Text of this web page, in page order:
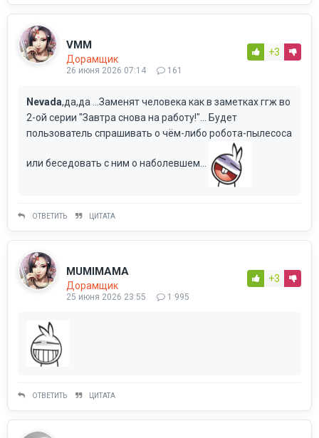
VMM
Дорамщик
26 июня 2026 07:14 161
+3
Nevada,да,да ...Заменят человека как в заметках ггж во
2-ой серии "Завтра снова на работу!"... Будет
пользователь спрашивать о чём-либо робота-пылесоса
или беседовать с ним о наболевшем...
ОТВЕТИТЬ ЦИТАТА
MUMIMAMA
Дорамщик
25 июня 2026 23:55 1 995
+3
ОТВЕТИТЬ ЦИТАТА